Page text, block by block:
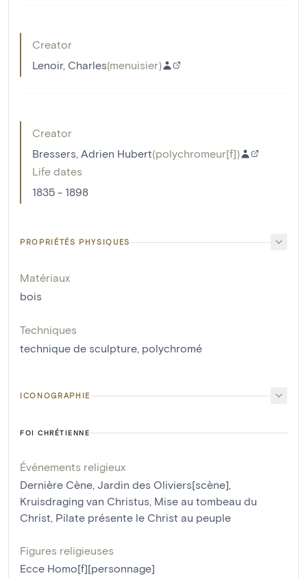
Creator
Lenoir, Charles(menuisier)
Creator
Bressers, Adrien Hubert(polychromeur[f])
Life dates
1835 - 1898
PROPRIÉTÉS PHYSIQUES
Matériaux
bois
Techniques
technique de sculpture, polychromé
ICONOGRAPHIE
FOI CHRÉTIENNE
Événements religieux
Dernière Cène, Jardin des Oliviers[scène],
Kruisdraging van Christus, Mise au tombeau du
Christ, Pilate présente le Christ au peuple
Figures religieuses
Ecce Homo[f][personnage]